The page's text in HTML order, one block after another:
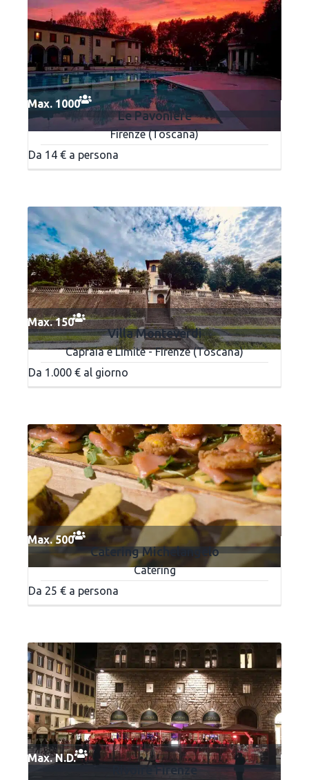
Max. 1000
Le Pavoniere
Firenze (Toscana)
Da 14 € a persona
Max. 150
Villa Monteverdi
Capraia e Limite - Firenze (Toscana)
Da 1.000 € al giorno
Max. 500
Catering Michelangelo
Catering
Da 25 € a persona
Max. N.D.
Rivoire Firenze